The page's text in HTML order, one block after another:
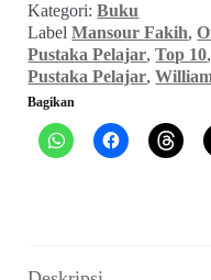
Kategori:Buku
LabelMansour Fakih,
Pustaka Pelajar,Top 10
Pustaka Pelajar,
Bagikan